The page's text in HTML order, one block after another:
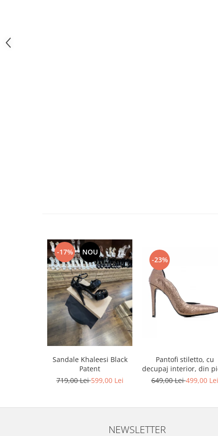
-17% NOU
Sandale Khaleesi Black
Patent
719,00 Lei599,00 Lei
-23%
Pantofi stiletto, cu
decupaj interior, din
bronz
649,00 Lei499,00 Lei
NEWSLETTER